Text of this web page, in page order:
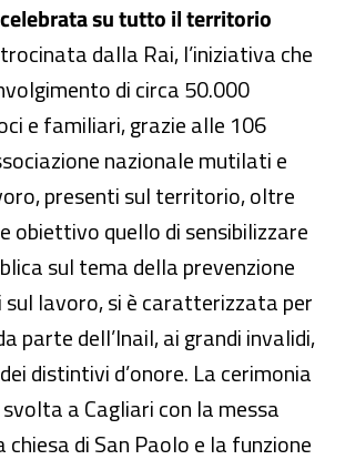
su tutto il territorio
dalla Rai, l’iniziativa che
di circa 50.000
e familiari, grazie alle 106
nazionale mutilati e
presenti sul territorio, oltre
obiettivo quello di sensibilizzare
sul tema della prevenzione
lavoro, si è caratterizzata per
parte dell’Inail, ai grandi invalidi,
distintivi d’onore. La cerimonia
a Cagliari con la messa
di San Paolo e la funzione